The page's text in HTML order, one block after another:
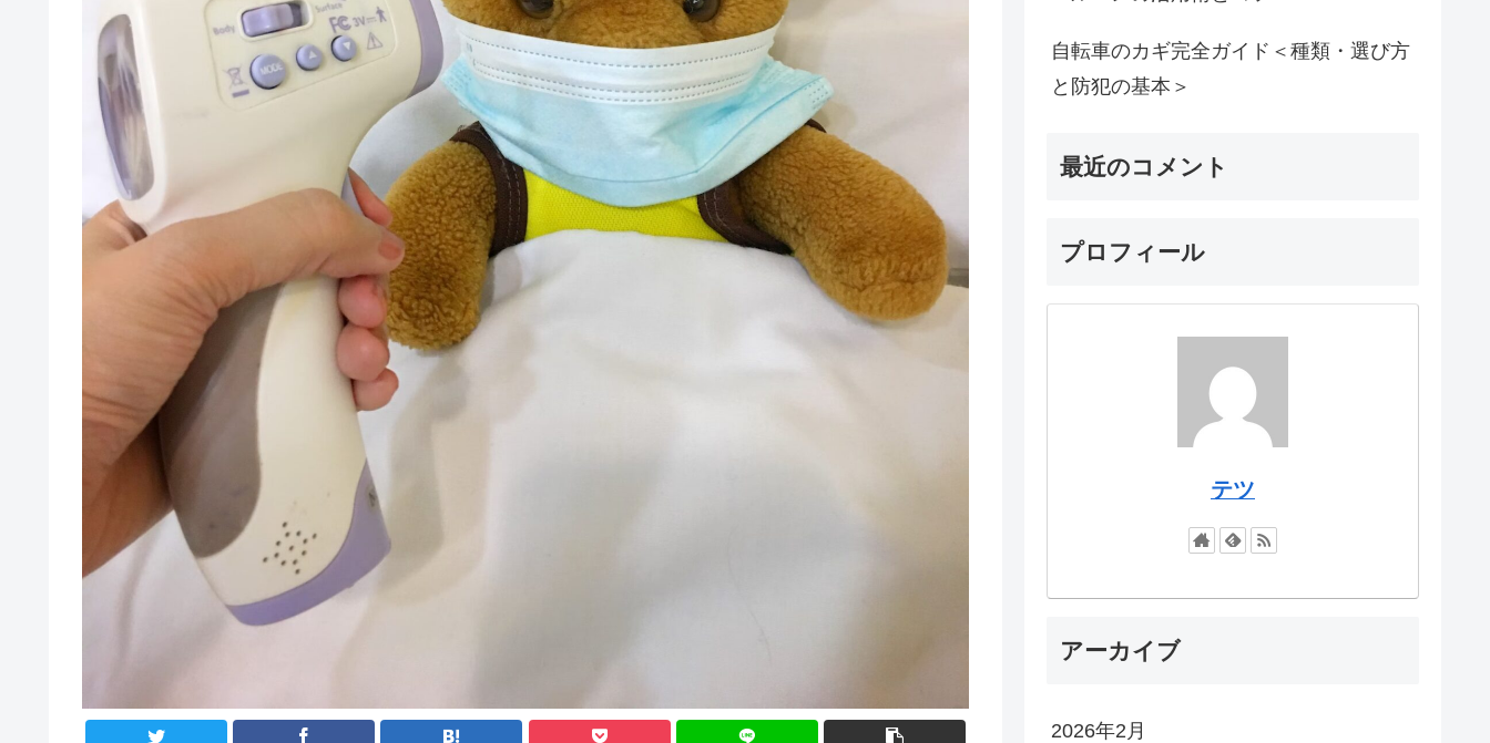
自転車のカギ完全ガイド＜種類・選び方
と防犯の基本＞
最近のコメント
プロフィール
テツ
アーカイブ
2026年2月